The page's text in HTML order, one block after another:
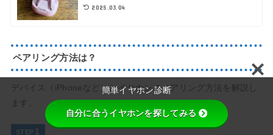
2025.03.04
ペアリング方法は？
デバイス（iPhoneなど）とイヤホンのペアリング方法を解説し
ます。
STEP
簡単イヤホン診断
自分に合うイヤホンを探してみる